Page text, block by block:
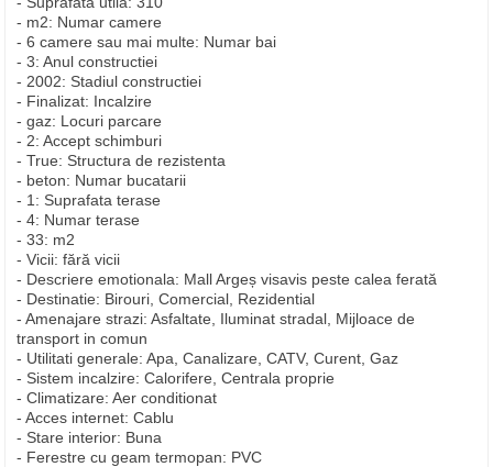
- m2: Numar camere
- 6 camere sau mai multe: Numar bai
- 3: Anul constructiei
- 2002: Stadiul constructiei
- Finalizat: Incalzire
- gaz: Locuri parcare
- 2: Accept schimburi
- True: Structura de rezistenta
- beton: Numar bucatarii
- 1: Suprafata terase
- 4: Numar terase
- 33: m2
- Vicii: fără vicii
- Descriere emotionala: Mall Argeș visavis peste calea ferată
- Destinatie: Birouri, Comercial, Rezidential
- Amenajare strazi: Asfaltate, Iluminat stradal, Mijloace de
transport in comun
- Utilitati generale: Apa, Canalizare, CATV, Curent, Gaz
- Sistem incalzire: Calorifere, Centrala proprie
- Climatizare: Aer conditionat
- Acces internet: Cablu
- Stare interior: Buna
- Ferestre cu geam termopan: PVC